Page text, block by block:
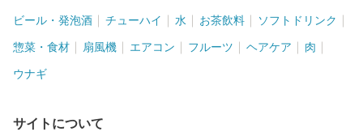
ビール・発泡酒 チューハイ 水 お茶飲料 ソフトドリンク
惣菜・食材 扇風機 エアコン フルーツ ヘアケア 肉
ウナギ
サイトについて